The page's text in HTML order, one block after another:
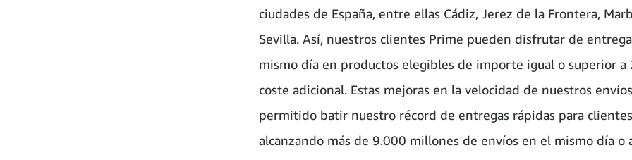
ciudades de España, entre ellas Cádiz, Jerez de la Frontera,
Sevilla. Así, nuestros clientes Prime pueden disfrutar de
mismo día en productos elegibles de importe igual o superior a
coste adicional. Estas mejoras en la velocidad de nuestros
permitido batir nuestro récord de entregas rápidas para
alcanzando más de 9.000 millones de envíos en el mismo día o